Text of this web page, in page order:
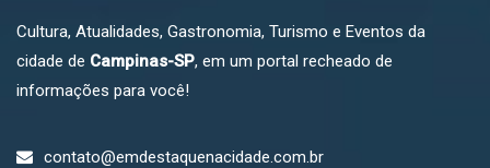
Cultura, Atualidades, Gastronomia, Turismo e Eventos da
cidade de Campinas-SP, em um portal recheado de
informações para você!
contato@emdestaquenacidade.com.br